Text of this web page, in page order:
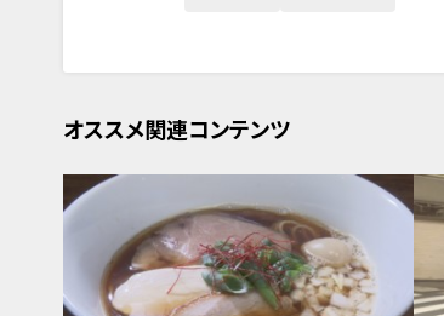
オススメ関連コンテンツ